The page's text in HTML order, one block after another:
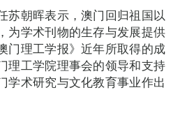
苏朝晖表示，澳门回归祖国以
为学术刊物的生存与发展提供
门理工学报》近年所取得的成
理工学院理事会的领导和支持
学术研究与文化教育事业作出